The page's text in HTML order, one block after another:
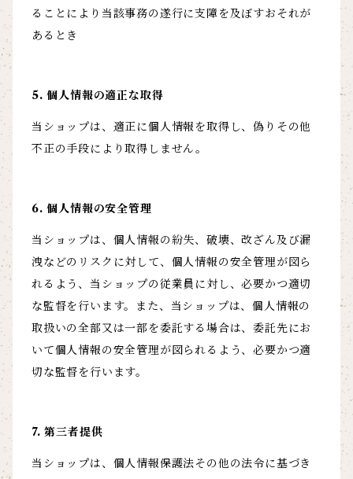
ることにより当該事務の遂行に支障を及ぼすおそれが
あるとき
5. 個人情報の適正な取得
当ショップは、適正に個人情報を取得し、偽りその他
不正の手段により取得しません。
6. 個人情報の安全管理
当ショップは、個人情報の紛失、破壊、改ざん及び漏
洩などのリスクに対して、個人情報の安全管理が図ら
れるよう、当ショップの従業員に対し、必要かつ適切
な監督を行います。また、当ショップは、個人情報の
取扱いの全部又は一部を委託する場合は、委託先にお
いて個人情報の安全管理が図られるよう、必要かつ適
切な監督を行います。
7. 第三者提供
当ショップは、個人情報保護法その他の法令に基づき